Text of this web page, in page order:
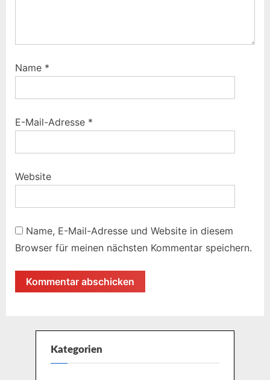
Name *
E-Mail-Adresse *
Website
Name, E-Mail-Adresse und Website in diesem
Browser für meinen nächsten Kommentar speichern.
Kategorien